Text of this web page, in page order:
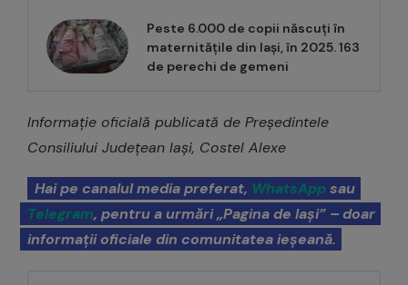
Peste 6.000 de copii născuți în
maternitățile din Iași, în 2025. 163
de perechi de gemeni
Informație oficială publicată de Președintele
Consiliului Județean Iași, Costel Alexe
Hai pe canalul media preferat, WhatsAppsau
Telegram, pentru a urmări „Pagina de Iași” – doar
informații oficiale din comunitatea ieșeană.